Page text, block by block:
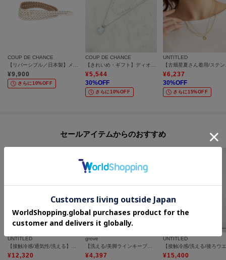
COUP DE CHANCE
¥9,900
さらに10%OFF
COUP DE CHANCE
¥5,544
30%OFF
さらに10%OFF
UNTITLED
¥6,237
30%OFF
さらに15%OFF
セールアイテムからのおすすめ
UNTITLED
【接触冷感/通気性/洗える】スタンドカラーフリルブラウス
¥12,320
grove
【洗える/美脚ラインキープ】ワイドパンツ
¥4,397
UNTITLED
¥15,400